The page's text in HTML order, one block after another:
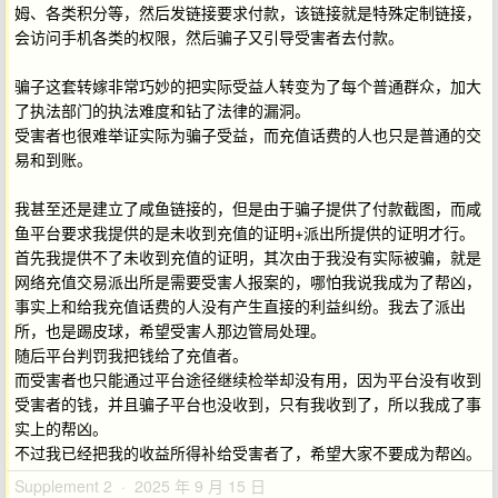
姆、各类积分等，然后发链接要求付款，该链接就是特殊定制链接，
会访问手机各类的权限，然后骗子又引导受害者去付款。
骗子这套转嫁非常巧妙的把实际受益人转变为了每个普通群众，加大
了执法部门的执法难度和钻了法律的漏洞。
受害者也很难举证实际为骗子受益，而充值话费的人也只是普通的交
易和到账。
我甚至还是建立了咸鱼链接的，但是由于骗子提供了付款截图，而咸
鱼平台要求我提供的是未收到充值的证明+派出所提供的证明才行。
首先我提供不了未收到充值的证明，其次由于我没有实际被骗，就是
网络充值交易派出所是需要受害人报案的，哪怕我说我成为了帮凶，
事实上和给我充值话费的人没有产生直接的利益纠纷。我去了派出
所，也是踢皮球，希望受害人那边管局处理。
随后平台判罚我把钱给了充值者。
而受害者也只能通过平台途径继续检举却没有用，因为平台没有收到
受害者的钱，并且骗子平台也没收到，只有我收到了，所以我成了事
实上的帮凶。
不过我已经把我的收益所得补给受害者了，希望大家不要成为帮凶。
Supplement 2 · 2025 年 9 月 15 日